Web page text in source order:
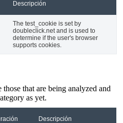
Descripción
The test_cookie is set by
doubleclick.net and is used to
determine if the user's browser
supports cookies.
that are being analyzed and
as yet.
Descripción